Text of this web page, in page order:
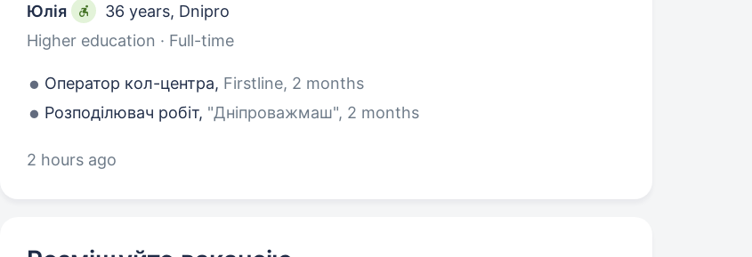
Юлія 36 years, Dnipro
Higher education · Full-time
Оператор кол-центра, Firstline, 2 months
Розподілювач робіт, "Дніпроважмаш", 2 months
2 hours ago